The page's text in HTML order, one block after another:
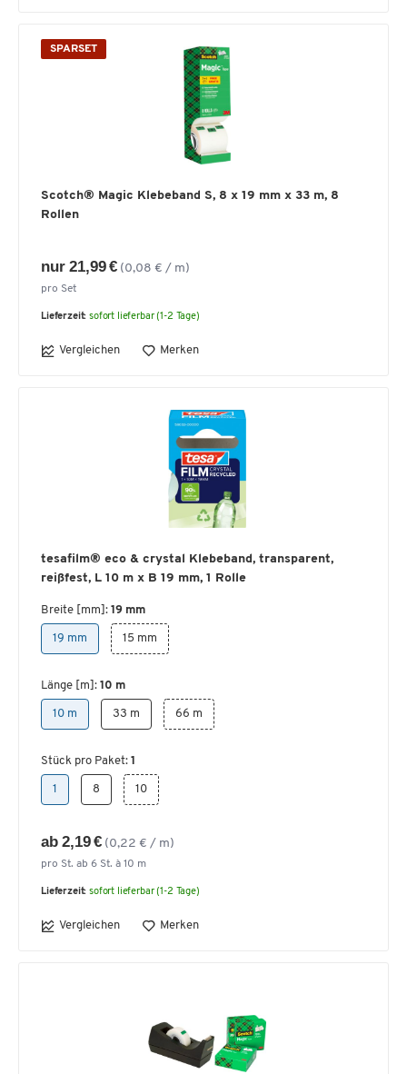
SPARSET
Scotch® Magic Klebeband S, 8 x 19 mm x 33 m, 8
Rollen
nur 21,99 € (0,08 € / m)
pro Set
Lieferzeit: sofort lieferbar (1-2 Tage)
Vergleichen Merken
tesafilm® eco & crystal Klebeband, transparent,
reißfest, L 10 m x B 19 mm, 1 Rolle
Breite [mm]: 19 mm
19 mm 15 mm
Länge [m]: 10 m
10 m 33 m 66 m
Stück pro Paket: 1
1 8 10
ab 2,19 € (0,22 € / m)
pro St. ab 6 St. à 10 m
Lieferzeit: sofort lieferbar (1-2 Tage)
Vergleichen Merken